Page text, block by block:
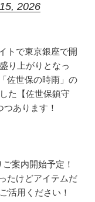
2026
トで東京銀座で開
り上がりとなっ
佐世保の時雨」の
た【佐世保鎮守
あります！
案内開始予定！
たけどアイテムだ
活用ください！